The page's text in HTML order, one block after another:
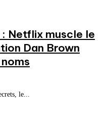
Netflix muscle le
Dan Brown
le...